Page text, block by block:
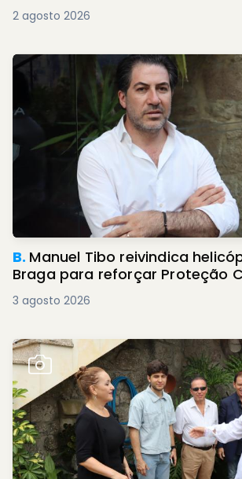
2 agosto 2026
B. Manuel Tibo reivindica
Braga para reforçar Proteção
3 agosto 2026